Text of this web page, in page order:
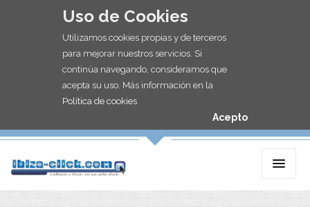
Uso de Cookies
Utilizamos cookies propias y de terceros
para mejorar nuestros servicios. Si
continúa navegando, consideramos que
acepta su uso. Más información en la
Política de cookies
Acepto